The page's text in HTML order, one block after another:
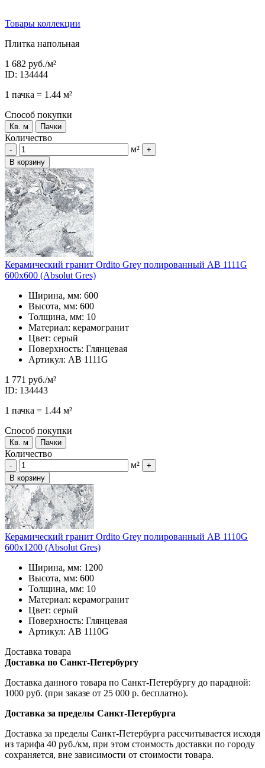
Товары коллекции
Плитка напольная
1 682 руб./м²
ID: 134444
1 пачка = 1.44 м²
Способ покупки
Кв. м Пачки
Количество
- м²
+
В корзину
Керамический гранит Ordito Grey полированный AB 1111G
600x600 (Absolut Gres)
Ширина, мм: 600
Высота, мм: 600
Толщина, мм: 10
Материал: керамогранит
Цвет: серый
Поверхность: Глянцевая
Артикул: AB 1111G
1 771 руб./м²
ID: 134443
1 пачка = 1.44 м²
Способ покупки
Кв. м Пачки
Количество
- м²
+
В корзину
Керамический гранит Ordito Grey полированный AB 1110G
600x1200 (Absolut Gres)
Ширина, мм: 1200
Высота, мм: 600
Толщина, мм: 10
Материал: керамогранит
Цвет: серый
Поверхность: Глянцевая
Артикул: AB 1110G
Доставка товара
Доставка по Санкт-Петербургу
Доставка данного товара по Санкт-Петербургу до парадной:
1000 руб. (при заказе от 25 000 р. бесплатно).
Доставка за пределы Санкт-Петербурга
Доставка за пределы Санкт-Петербурга рассчитывается исходя
из тарифа 40 руб./км, при этом стоимость доставки по городу
сохраняется, вне зависимости от стоимости товара.